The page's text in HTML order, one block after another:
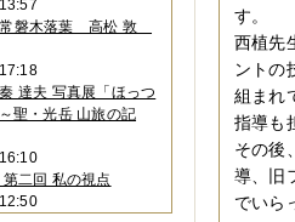
す。
西植先
ントの
組まれ
指導も
その後
導、旧
でいら
（1件）
3件）
（2件）
5件）
3件）
（3件）
2件）
4件）
常磐木落葉 高松 敦
達夫 写真展「ほっつ
聖・光岳 山旅の記
第二回 私の視点